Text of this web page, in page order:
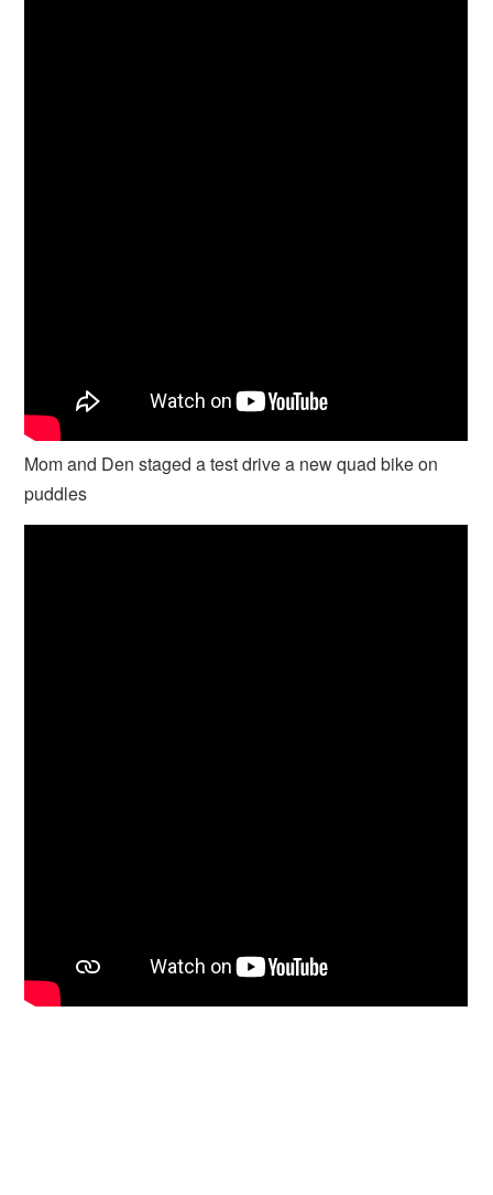
Mom and Den staged a test drive a new quad bike on
puddles